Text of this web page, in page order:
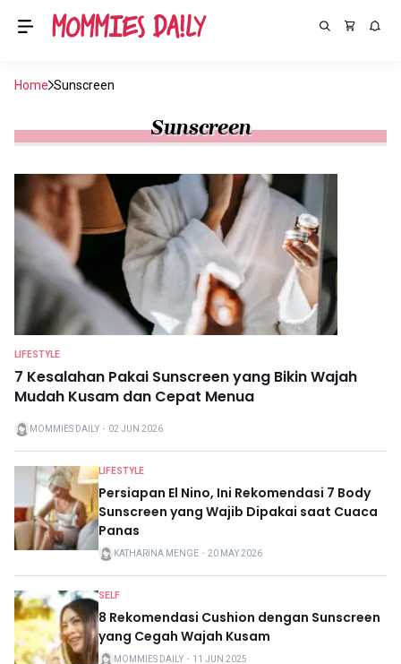
Home Sunscreen
Sunscreen
LIFESTYLE
7 Kesalahan Pakai Sunscreen yang Bikin Wajah
Mudah Kusam dan Cepat Menua
MOMMIES DAILY ・ 02 JUN 2026
LIFESTYLE
Persiapan El Nino, Ini Rekomendasi 7 Body
Sunscreen yang Wajib Dipakai saat Cuaca
Panas
KATHARINA MENGE ・ 20 MAY 2026
SELF
8 Rekomendasi Cushion dengan Sunscreen
yang Cegah Wajah Kusam
MOMMIES DAILY ・ 11 JUN 2025